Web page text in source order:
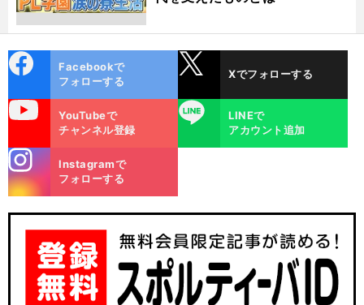
ok
Facebookで
フォローする
Xでフォローする
YouTubeで
チャンネル登録
LINE
LINEで
アカウント追加
m
Instagramで
フォローする